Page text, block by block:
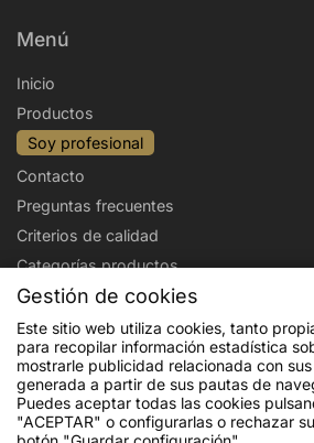
Gestión de cookies
Este sitio web utiliza cookies, tanto
para recopilar información estadística
mostrarle publicidad relacionada con
generada a partir de sus pautas de
Puedes aceptar todas las cookies
"ACEPTAR" o configurarlas o rechazar
Menú
Inicio
Productos
Soy profesional
Contacto
Preguntas frecuentes
Criterios de calidad
Categorías productos
Aviso legal
Politica de cookies